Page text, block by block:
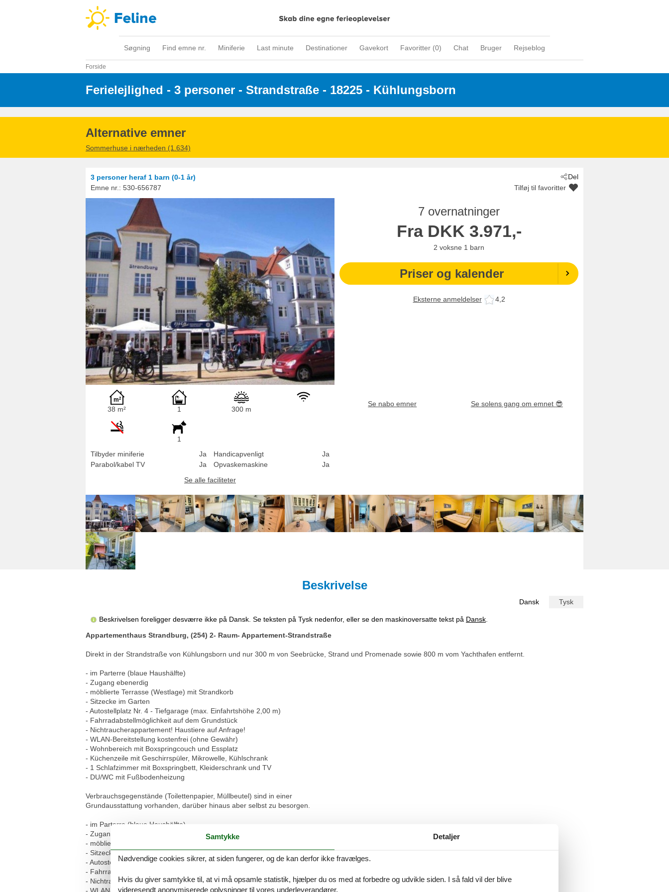
Søgning Find emne nr. Miniferie Last minute Destinationer Gavekort Favoritter (0) Chat Bruger Rejseblog
Forside
Ferielejlighed - 3 personer - Strandstraße - 18225 - Kühlungsborn
Alternative emner
Sommerhuse i nærheden (1.634)
Del
3 personer heraf 1 barn (0-1 år)
Emne nr.: 530-656787 Tilføj til favoritter
7 overnatninger
Fra DKK 3.971,-
2 voksne 1 barn
Priser og kalender
Eksterne anmeldelser 4,2
38 m² 1 300 m
1
Tilbyder miniferie
Ja
Parabol/kabel TV
Ja
Handicapvenligt
Ja
Opvaskemaskine
Ja
Se alle faciliteter
Se nabo emner Se solens gang om emnet 😎
Beskrivelse
Dansk Tysk
Beskrivelsen foreligger desværre ikke på Dansk. Se teksten på Tysk nedenfor, eller se den maskinoversatte tekst på Dansk
Appartementhaus Strandburg, (254) 2- Raum- Appartement-Strandstraße
Direkt in der Strandstraße von Kühlungsborn und nur 300 m von Seebrücke, Strand und Promenade sowie 800 m vom Yachthafen entfernt.
- im Parterre (blaue Haushälfte)
- Zugang ebenerdig
- möblierte Terrasse (Westlage) mit Strandkorb
- Sitzecke im Garten
- Autostellplatz Nr. 4 - Tiefgarage (max. Einfahrtshöhe 2,00 m)
- Fahrradabstellmöglichkeit auf dem Grundstück
- Nichtraucherappartement! Haustiere auf Anfrage!
- WLAN-Bereitstellung kostenfrei (ohne Gewähr)
- Wohnbereich mit Boxspringcouch und Essplatz
- Küchenzeile mit Geschirrspüler, Mikrowelle, Kühlschrank
- 1 Schlafzimmer mit Boxspringbett, Kleiderschrank und TV
- DU/WC mit Fußbodenheizung
Verbrauchsgegenstände (Toilettenpapier, Müllbeutel) sind in einer
Grundausstattung vorhanden, darüber hinaus aber selbst zu besorgen.
- im Parterre (blaue Haushälfte)
- Zugang ebenerdig
- möblierte Terrasse (Westlage) mit Strandkorb
- Sitzecke im Garten
- Autostellplatz Nr. 4 - Tiefgarage (max. Einfahrtshöhe 2,00 m)
- Fahrradabstellmöglichkeit auf dem Grundstück
- Nichtraucherappartement! Haustiere auf Anfrage!
Samtykke Detaljer
Nødvendige cookies sikrer, at siden fungerer, og de kan derfor ikke fravælges.
Hvis du giver samtykke til, at vi må opsamle statistik, hjælper du os med at forbedre og udvikle siden. I så fald vil der blive
videresendt anonymiserede oplysninger til vores underleverandører.